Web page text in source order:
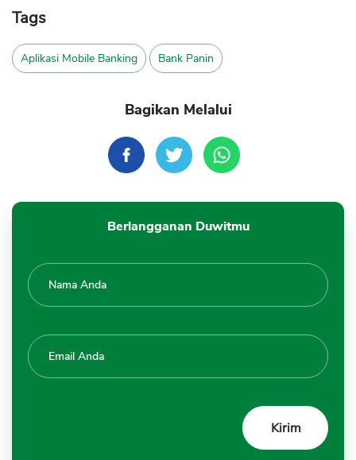
Tags
Aplikasi Mobile Banking Bank Panin
Bagikan Melalui
Berlangganan Duwitmu